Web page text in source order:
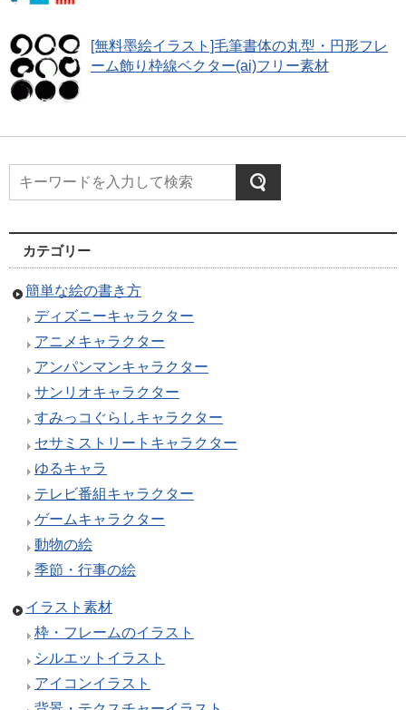
[無料墨絵イラスト]毛筆書体の丸型・円形フレ
ーム飾り枠線ベクター(ai)フリー素材
カテゴリー
簡単な絵の書き方
ディズニーキャラクター
アニメキャラクター
アンパンマンキャラクター
サンリオキャラクター
すみっコぐらしキャラクター
セサミストリートキャラクター
ゆるキャラ
テレビ番組キャラクター
ゲームキャラクター
動物の絵
季節・行事の絵
イラスト素材
枠・フレームのイラスト
シルエットイラスト
アイコンイラスト